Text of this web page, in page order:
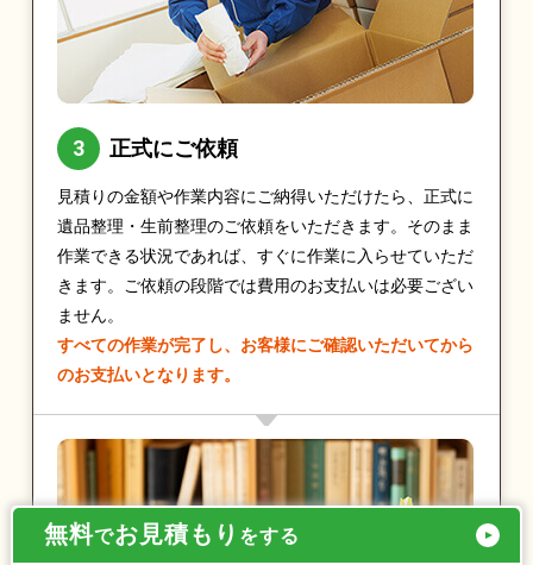
正式にご依頼
見積りの金額や作業内容にご納得いただけたら、正式に
遺品整理・生前整理のご依頼をいただきます。そのまま
作業できる状況であれば、すぐに作業に入らせていただ
きます。ご依頼の段階では費用のお支払いは必要ござい
ません。
すべての作業が完了し、お客様にご確認いただいてから
のお支払いとなります。
無料でお見積もり をする